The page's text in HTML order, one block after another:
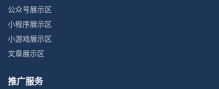
公众号展示区
小程序展示区
小游戏展示区
文章展示区
推广服务